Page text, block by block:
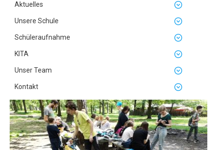
Aktuelles
Unsere Schule
Schüleraufnahme
KITA
Unser Team
Kontakt